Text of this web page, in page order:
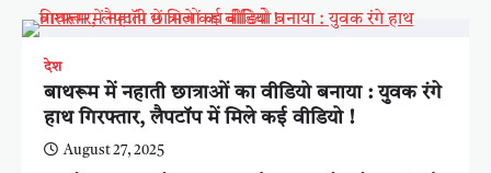
देश
बाथरूम में नहाती छात्राओं का वीडियो बनाया : युवक रंगे
हाथ गिरफ्तार, लैपटॉप में मिले कई वीडियो !
August 27, 2025